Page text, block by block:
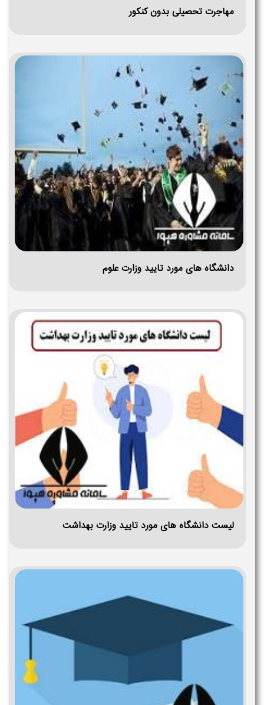
مهاجرت تحصیلی بدون کنکور
دانشگاه های مورد تایید وزارت علوم
لیست دانشگاه های مورد تایید وزارت بهداشت